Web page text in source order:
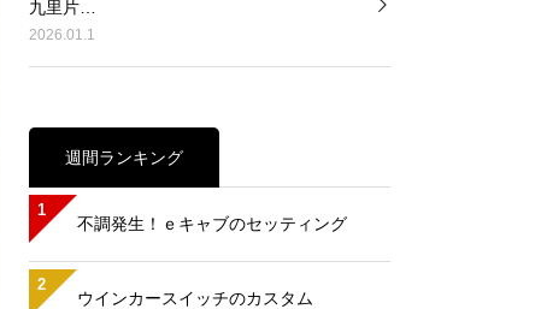
九里片…
2026.01.1
週間ランキング
1
不調発生！ｅキャブのセッティング
2
ウインカースイッチのカスタム